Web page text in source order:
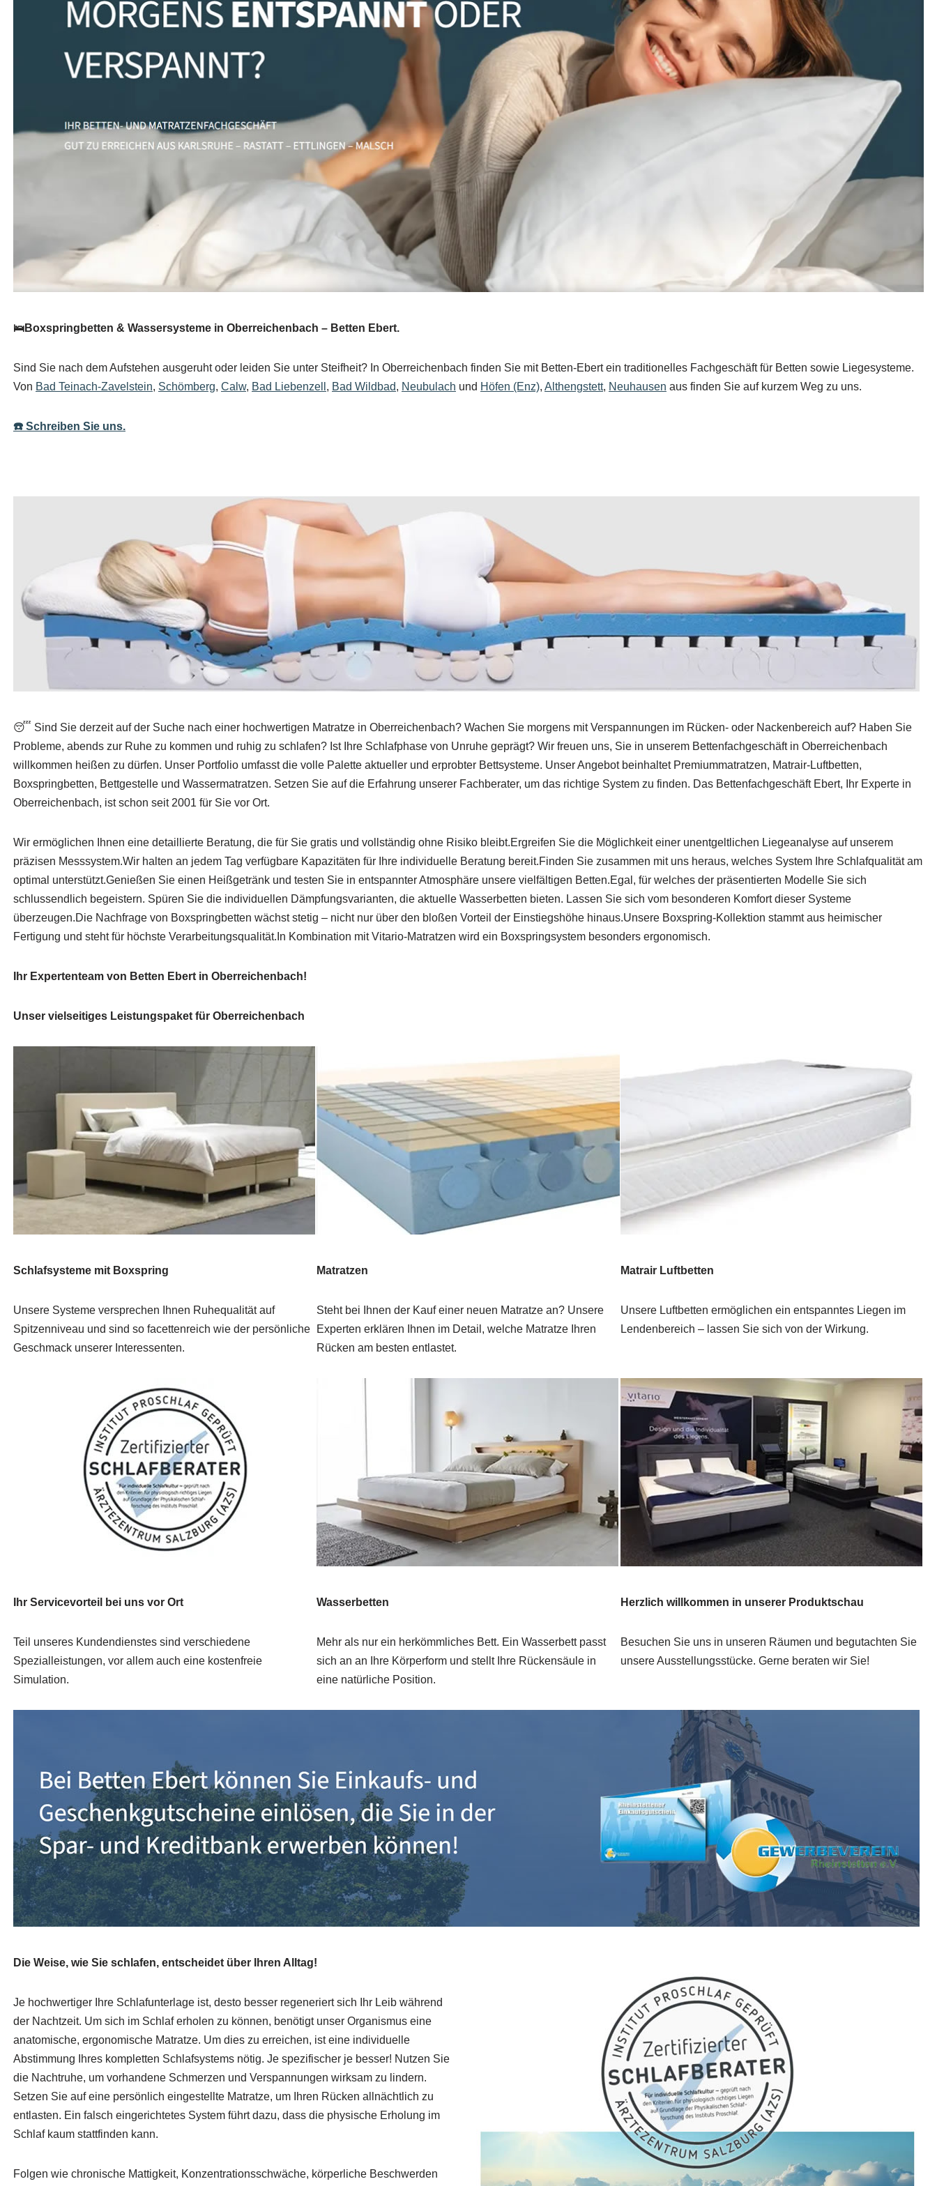
🛌Boxspringbetten & Wassersysteme in Oberreichenbach – Betten Ebert.
Sind Sie nach dem Aufstehen ausgeruht oder leiden Sie unter Steifheit? In Oberreichenbach finden Sie mit Betten-Ebert ein traditionelles Fachgeschäft für Betten sowie Liegesysteme.
Von Bad Teinach-Zavelstein, Schömberg, Calw, Bad Liebenzell , Bad Wildbad, Neubulach und Höfen (Enz), Althengstett, Neuhausen aus finden Sie auf kurzem Weg zu uns.
☎️ Schreiben Sie uns.
😴 Sind Sie derzeit auf der Suche nach einer hochwertigen Matratze in Oberreichenbach? Wachen Sie morgens mit Verspannungen im Rücken- oder Nackenbereich auf? Haben Sie
Probleme, abends zur Ruhe zu kommen und ruhig zu schlafen? Ist Ihre Schlafphase von Unruhe geprägt? Wir freuen uns, Sie in unserem Bettenfachgeschäft in Oberreichenbach
willkommen heißen zu dürfen. Unser Portfolio umfasst die volle Palette aktueller und erprobter Bettsysteme. Unser Angebot beinhaltet Premiummatratzen, Matrair-Luftbetten,
Boxspringbetten, Bettgestelle und Wassermatratzen. Setzen Sie auf die Erfahrung unserer Fachberater, um das richtige System zu finden. Das Bettenfachgeschäft Ebert, Ihr Experte in
Oberreichenbach, ist schon seit 2001 für Sie vor Ort.
Wir ermöglichen Ihnen eine detaillierte Beratung, die für Sie gratis und vollständig ohne Risiko bleibt.Ergreifen Sie die Möglichkeit einer unentgeltlichen Liegeanalyse auf unserem
präzisen Messsystem.Wir halten an jedem Tag verfügbare Kapazitäten für Ihre individuelle Beratung bereit.Finden Sie zusammen mit uns heraus, welches System Ihre Schlafqualität am
optimal unterstützt.Genießen Sie einen Heißgetränk und testen Sie in entspannter Atmosphäre unsere vielfältigen Betten.Egal, für welches der präsentierten Modelle Sie sich
schlussendlich begeistern. Spüren Sie die individuellen Dämpfungsvarianten, die aktuelle Wasserbetten bieten. Lassen Sie sich vom besonderen Komfort dieser Systeme
überzeugen.Die Nachfrage von Boxspringbetten wächst stetig – nicht nur über den bloßen Vorteil der Einstiegshöhe hinaus.Unsere Boxspring-Kollektion stammt aus heimischer
Fertigung und steht für höchste Verarbeitungsqualität.In Kombination mit Vitario-Matratzen wird ein Boxspringsystem besonders ergonomisch.
Ihr Expertenteam von Betten Ebert in Oberreichenbach!
Unser vielseitiges Leistungspaket für Oberreichenbach
Schlafsysteme mit Boxspring
Unsere Systeme versprechen Ihnen Ruhequalität auf
Spitzenniveau und sind so facettenreich wie der persönliche
Geschmack unserer Interessenten.
Matratzen
Steht bei Ihnen der Kauf einer neuen Matratze an? Unsere
Experten erklären Ihnen im Detail, welche Matratze Ihren
Rücken am besten entlastet.
Matrair Luftbetten
Unsere Luftbetten ermöglichen ein entspanntes Liegen im
Lendenbereich – lassen Sie sich von der Wirkung.
Ihr Servicevorteil bei uns vor Ort
Teil unseres Kundendienstes sind verschiedene
Spezialleistungen, vor allem auch eine kostenfreie
Simulation.
Wasserbetten
Mehr als nur ein herkömmliches Bett. Ein Wasserbett passt
sich an an Ihre Körperform und stellt Ihre Rückensäule in
eine natürliche Position.
Herzlich willkommen in unserer Produktschau
Besuchen Sie uns in unseren Räumen und begutachten Sie
unsere Ausstellungsstücke. Gerne beraten wir Sie!
Die Weise, wie Sie schlafen, entscheidet über Ihren Alltag!
Je hochwertiger Ihre Schlafunterlage ist, desto besser regeneriert sich Ihr Leib während
der Nachtzeit. Um sich im Schlaf erholen zu können, benötigt unser Organismus eine
anatomische, ergonomische Matratze. Um dies zu erreichen, ist eine individuelle
Abstimmung Ihres kompletten Schlafsystems nötig. Je spezifischer je besser! Nutzen Sie
die Nachtruhe, um vorhandene Schmerzen und Verspannungen wirksam zu lindern.
Setzen Sie auf eine persönlich eingestellte Matratze, um Ihren Rücken allnächtlich zu
entlasten. Ein falsch eingerichtetes System führt dazu, dass die physische Erholung im
Schlaf kaum stattfinden kann.
Folgen wie chronische Mattigkeit, Konzentrationsschwäche, körperliche Beschwerden